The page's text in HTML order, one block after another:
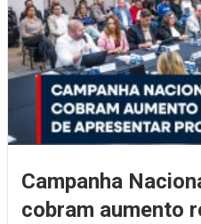
Campanha
cobram aumento